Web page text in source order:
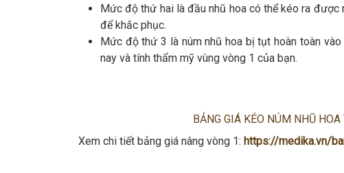
Mức độ thứ hai là đầu nhũ hoa có thể kéo ra
để khắc phục.
Mức độ thứ 3 là núm nhũ hoa bị tụt hoàn toàn
nay và tính thẩm mỹ vùng vòng 1 của bạn.
BẢNG GIÁ KÉO NÚM NHŨ
Xem chi tiết bảng giá nâng vòng 1: https://medika.vn/